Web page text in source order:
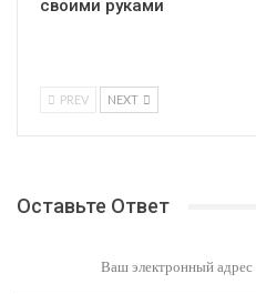
своими руками
PREV NEXT
Оставьте Ответ
Ваш электронный адрес